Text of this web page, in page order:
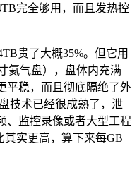
完全够用，而且发热控
贵了大概35%。但它用
氦气盘），盘体内充满
平稳，而且彻底隔绝了外
技术已经很成熟了，泄
、监控录像或者大型工程
实更高，算下来每GB